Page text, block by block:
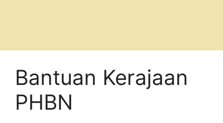
Bantuan Kerajaan
PHBN